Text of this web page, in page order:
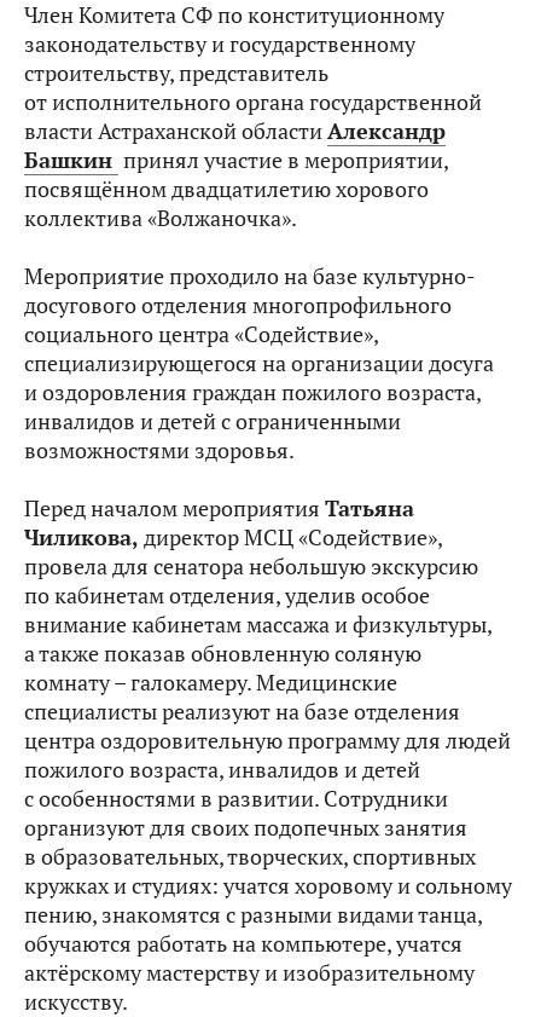
Член Комитета СФ по конституционному
законодательству и государственному
строительству, представитель
от исполнительного органа государственной
власти Астраханской областиАлександр
Башкин принял участие в мероприятии,
посвящённом двадцатилетию хорового
коллектива «Волжаночка».
Мероприятие проходило на базе культурно-
досугового отделения многопрофильного
социального центра «Содействие»,
специализирующегося на организации досуга
и оздоровления граждан пожилого возраста,
инвалидов и детей с ограниченными
возможностями здоровья.
Перед началом мероприятия Татьяна
Чиликова, директор МСЦ «Содействие»,
провела для сенатора небольшую экскурсию
по кабинетам отделения, уделив особое
внимание кабинетам массажа и физкультуры,
а также показав обновленную соляную
комнату – галокамеру. Медицинские
специалисты реализуют на базе отделения
центра оздоровительную программу для людей
пожилого возраста, инвалидов и детей
с особенностями в развитии. Сотрудники
организуют для своих подопечных занятия
в образовательных, творческих, спортивных
кружках и студиях: учатся хоровому и сольному
пению, знакомятся с разными видами танца,
обучаются работать на компьютере, учатся
актёрскому мастерству и изобразительному
искусству.